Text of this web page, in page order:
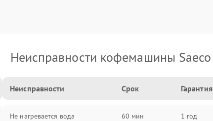
Неисправности кофемашины Saeco
Неисправности Срок Гарантия
Не нагревается вода 60 мин 1 год